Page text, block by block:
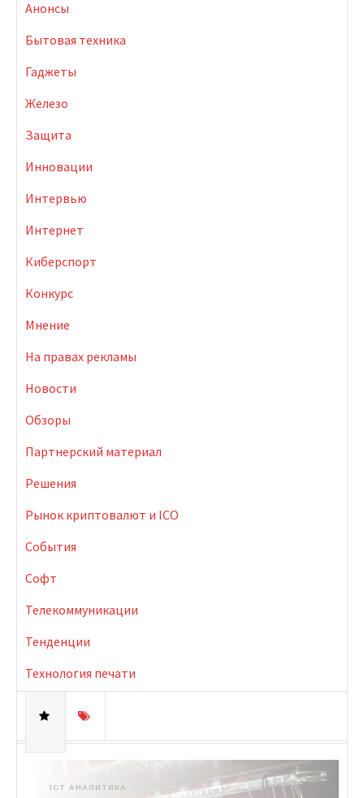
Анонсы
Бытовая техника
Гаджеты
Железо
Защита
Инновации
Интервью
Интернет
Киберспорт
Конкурс
Мнение
На правах рекламы
Новости
Обзоры
Партнерский материал
Решения
Рынок криптовалют и ICO
События
Софт
Телекоммуникации
Тенденции
Технология печати
ICT АНАЛИТИКА